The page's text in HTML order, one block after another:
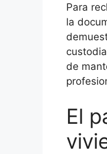
Para
la
de
El